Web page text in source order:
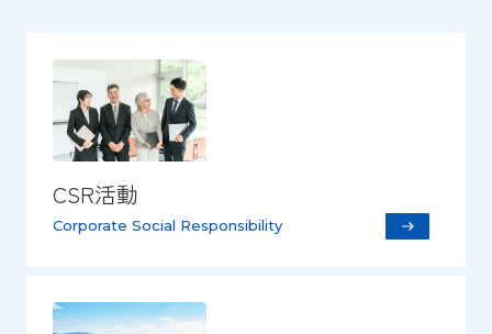
CSR活動
Corporate Social Responsibility